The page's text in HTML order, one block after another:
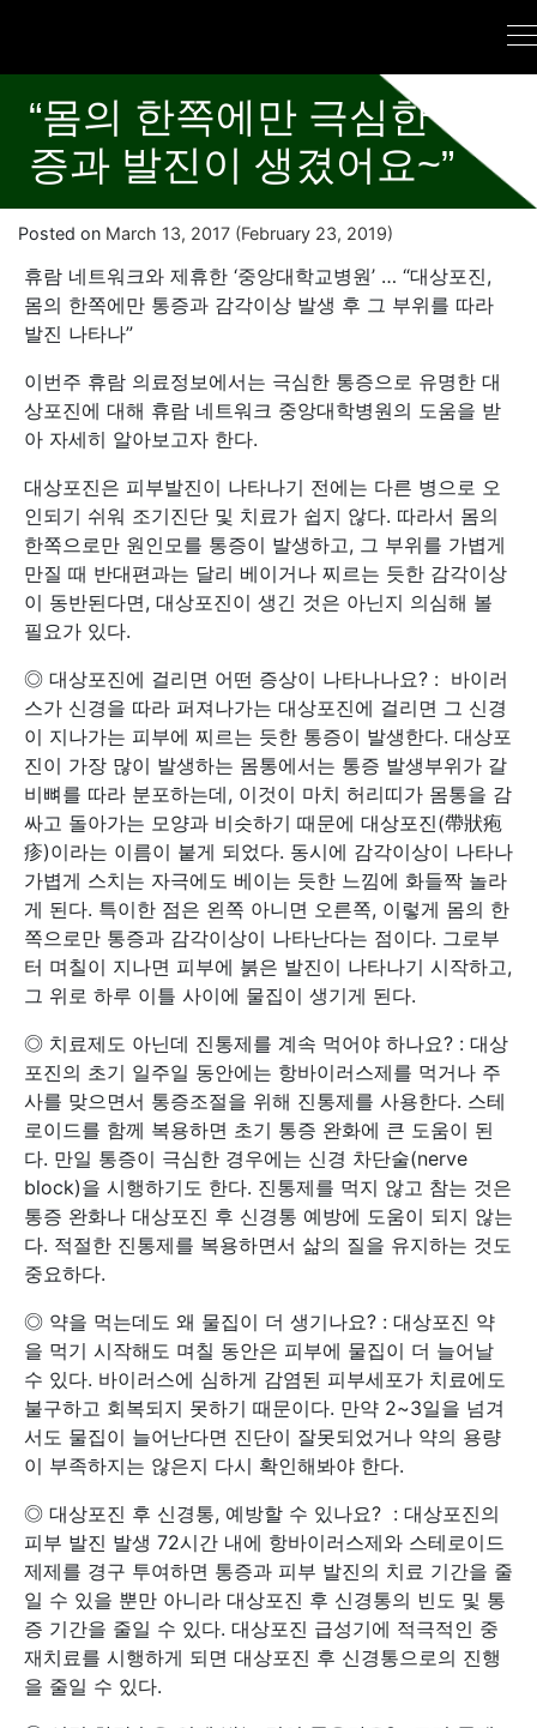
“몸의 한쪽에만 극심한 통
증과 발진이 생겼어요~”
Posted on March 13, 2017 (February 23, 2019)
휴람 네트워크와 제휴한 ‘중앙대학교병원’ … “대상포진,
몸의 한쪽에만 통증과 감각이상 발생 후 그 부위를 따라
발진 나타나”
이번주 휴람 의료정보에서는 극심한 통증으로 유명한 대
상포진에 대해 휴람 네트워크 중앙대학병원의 도움을 받
아 자세히 알아보고자 한다.
대상포진은 피부발진이 나타나기 전에는 다른 병으로 오
인되기 쉬워 조기진단 및 치료가 쉽지 않다. 따라서 몸의
한쪽으로만 원인모를 통증이 발생하고, 그 부위를 가볍게
만질 때 반대편과는 달리 베이거나 찌르는 듯한 감각이상
이 동반된다면, 대상포진이 생긴 것은 아닌지 의심해 볼
필요가 있다.
◎ 대상포진에 걸리면 어떤 증상이 나타나나요? : 바이러
스가 신경을 따라 퍼져나가는 대상포진에 걸리면 그 신경
이 지나가는 피부에 찌르는 듯한 통증이 발생한다. 대상포
진이 가장 많이 발생하는 몸통에서는 통증 발생부위가 갈
비뼈를 따라 분포하는데, 이것이 마치 허리띠가 몸통을 감
싸고 돌아가는 모양과 비슷하기 때문에 대상포진(帶狀疱
疹)이라는 이름이 붙게 되었다. 동시에 감각이상이 나타나
가볍게 스치는 자극에도 베이는 듯한 느낌에 화들짝 놀라
게 된다. 특이한 점은 왼쪽 아니면 오른쪽, 이렇게 몸의 한
쪽으로만 통증과 감각이상이 나타난다는 점이다. 그로부
터 며칠이 지나면 피부에 붉은 발진이 나타나기 시작하고,
그 위로 하루 이틀 사이에 물집이 생기게 된다.
◎ 치료제도 아닌데 진통제를 계속 먹어야 하나요? : 대상
포진의 초기 일주일 동안에는 항바이러스제를 먹거나 주
사를 맞으면서 통증조절을 위해 진통제를 사용한다. 스테
로이드를 함께 복용하면 초기 통증 완화에 큰 도움이 된
다. 만일 통증이 극심한 경우에는 신경 차단술(nerve
block)을 시행하기도 한다. 진통제를 먹지 않고 참는 것은
통증 완화나 대상포진 후 신경통 예방에 도움이 되지 않는
다. 적절한 진통제를 복용하면서 삶의 질을 유지하는 것도
중요하다.
◎ 약을 먹는데도 왜 물집이 더 생기나요? : 대상포진 약
을 먹기 시작해도 며칠 동안은 피부에 물집이 더 늘어날
수 있다. 바이러스에 심하게 감염된 피부세포가 치료에도
불구하고 회복되지 못하기 때문이다. 만약 2~3일을 넘겨
서도 물집이 늘어난다면 진단이 잘못되었거나 약의 용량
이 부족하지는 않은지 다시 확인해봐야 한다.
◎ 대상포진 후 신경통, 예방할 수 있나요? : 대상포진의
피부 발진 발생 72시간 내에 항바이러스제와 스테로이드
제제를 경구 투여하면 통증과 피부 발진의 치료 기간을 줄
일 수 있을 뿐만 아니라 대상포진 후 신경통의 빈도 및 통
증 기간을 줄일 수 있다. 대상포진 급성기에 적극적인 중
재치료를 시행하게 되면 대상포진 후 신경통으로의 진행
을 줄일 수 있다.